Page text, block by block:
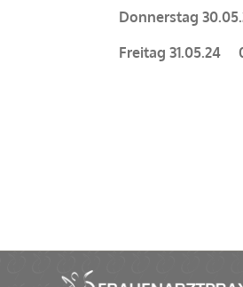
Donnerstag
Freitag 31.05.24